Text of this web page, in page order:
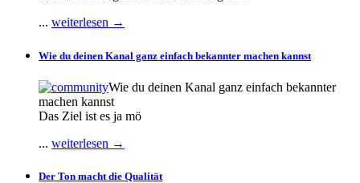
... weiterlesen →
Wie du deinen Kanal ganz einfach bekannter machen kannst
Wie du deinen Kanal ganz einfach bekannter
machen kannst
Das Ziel ist es ja mö
... weiterlesen →
Der Ton macht die Qualität